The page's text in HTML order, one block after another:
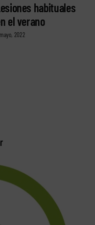
habituales
el verano
2022